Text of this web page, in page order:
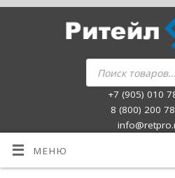
+7 (905) 010
8 (800) 200
МЕНЮ